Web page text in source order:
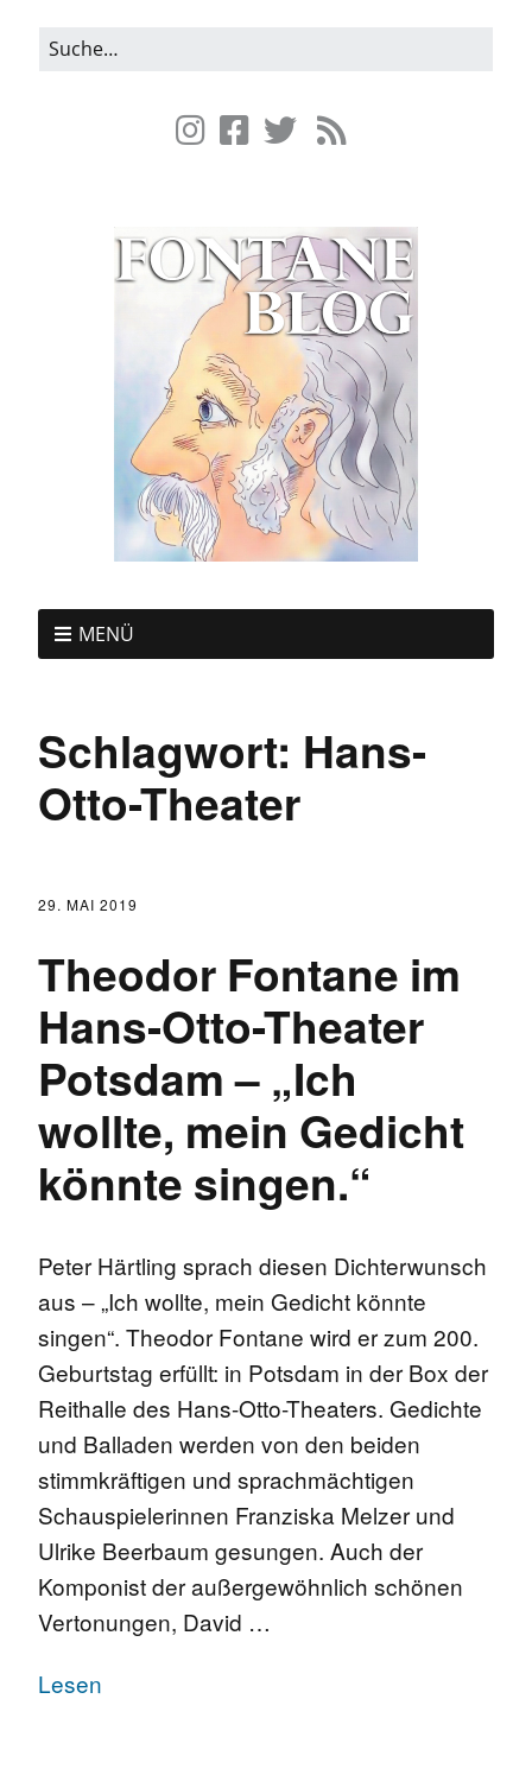
MENÜ
Schlagwort: Hans-
Otto-Theater
29. MAI 2019
Theodor Fontane im
Hans-Otto-Theater
Potsdam – „Ich
wollte, mein Gedicht
könnte singen.“
Peter Härtling sprach diesen Dichterwunsch
aus – „Ich wollte, mein Gedicht könnte
singen“. Theodor Fontane wird er zum 200.
Geburtstag erfüllt: in Potsdam in der Box der
Reithalle des Hans-Otto-Theaters. Gedichte
und Balladen werden von den beiden
stimmkräftigen und sprachmächtigen
Schauspielerinnen Franziska Melzer und
Ulrike Beerbaum gesungen. Auch der
Komponist der außergewöhnlich schönen
Vertonungen, David …
Lesen